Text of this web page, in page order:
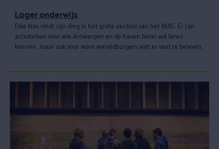
Lager onderwijs
Elke klas vindt zijn ding in het grote aanbod van het MAS. Er zijn
activiteiten voor wie Antwerpen en de haven beter wil leren
kennen, maar ook voor ware wereldburgers valt er veel te beleven.